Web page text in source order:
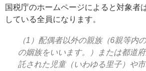
国税庁のホームページによると対象者
している全員になります。
（1）配偶者以外の親族（6親等内
の姻族をいいます。）または都道
託された児童（いわゆる里子）や